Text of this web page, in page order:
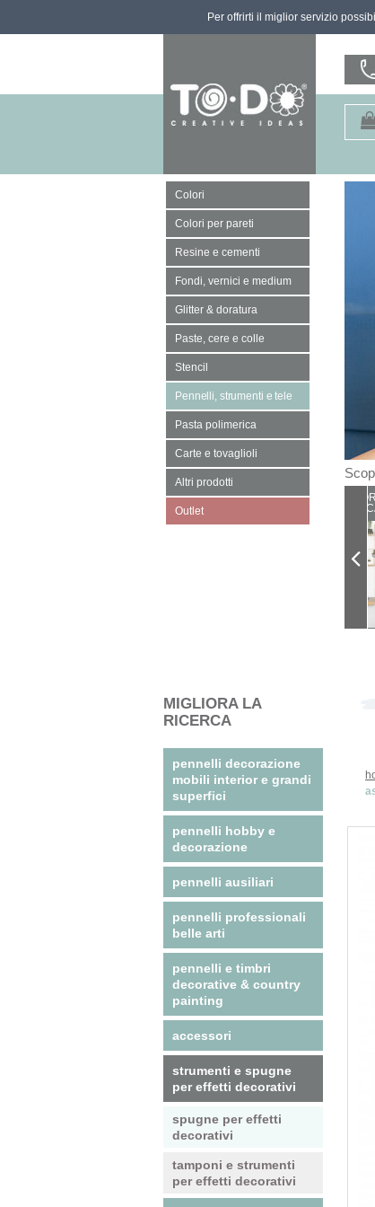
Per offrirti il miglior servizio
Colori
Colori per pareti
Resine e cementi
Fondi, vernici e medium
Glitter & doratura
Paste, cere e colle
Stencil
Pennelli, strumenti e tele
Pasta polimerica
Carte e tovaglioli
Altri prodotti
Outlet
MIGLIORA LA
RICERCA
pennelli decorazione
mobili interior e grandi
superfici
pennelli hobby e
decorazione
pennelli ausiliari
pennelli professionali
belle arti
pennelli e timbri
decorative & country
painting
accessori
strumenti e spugne
per effetti decorativi
spugne per effetti
decorativi
tamponi e strumenti
per effetti decorativi